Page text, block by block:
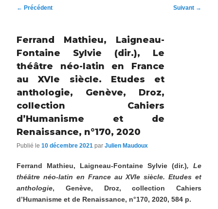
Navigation
← Précédent Suivant →
Ferrand Mathieu, Laigneau-
Fontaine Sylvie (dir.), Le
théâtre néo-latin en France
au XVIe siècle. Etudes et
anthologie, Genève, Droz,
collection Cahiers
d’Humanisme et de
Renaissance, n°170, 2020
Publié le10 décembre 2021 parJulien Maudoux
Ferrand Mathieu, Laigneau-Fontaine Sylvie (dir.), Le
théâtre néo-latin en France au XVIe siècle. Etudes et
anthologie, Genève, Droz, collection Cahiers
d’Humanisme et de Renaissance, n°170, 2020, 584 p.